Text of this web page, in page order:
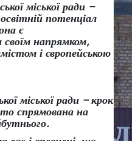
міської ради –
потенціал
є
напрямком,
і європейською
міської ради – крок
спрямована на